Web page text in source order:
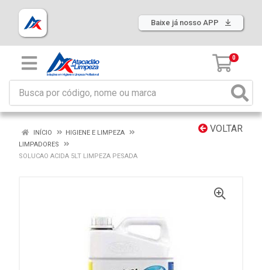
Baixe já nosso APP
0
VOLTAR
INÍCIO
HIGIENE E LIMPEZA
LIMPADORES
SOLUCAO ACIDA 5LT LIMPEZA PESADA